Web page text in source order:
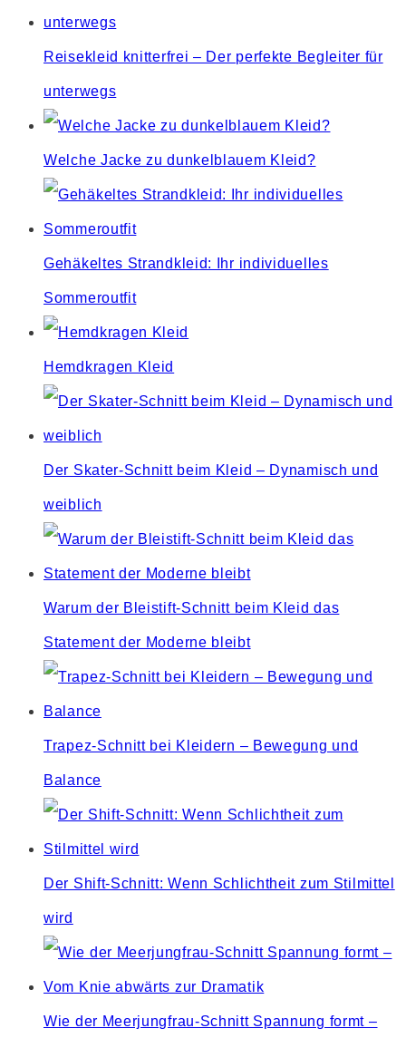
Reisekleid knitterfrei – Der perfekte Begleiter für
unterwegs
Welche Jacke zu dunkelblauem Kleid?
Gehäkeltes Strandkleid: Ihr individuelles
Sommeroutfit
Hemdkragen Kleid
Der Skater-Schnitt beim Kleid – Dynamisch und
weiblich
Warum der Bleistift-Schnitt beim Kleid das
Statement der Moderne bleibt
Trapez-Schnitt bei Kleidern – Bewegung und
Balance
Der Shift-Schnitt: Wenn Schlichtheit zum Stilmittel
wird
Wie der Meerjungfrau-Schnitt Spannung formt –